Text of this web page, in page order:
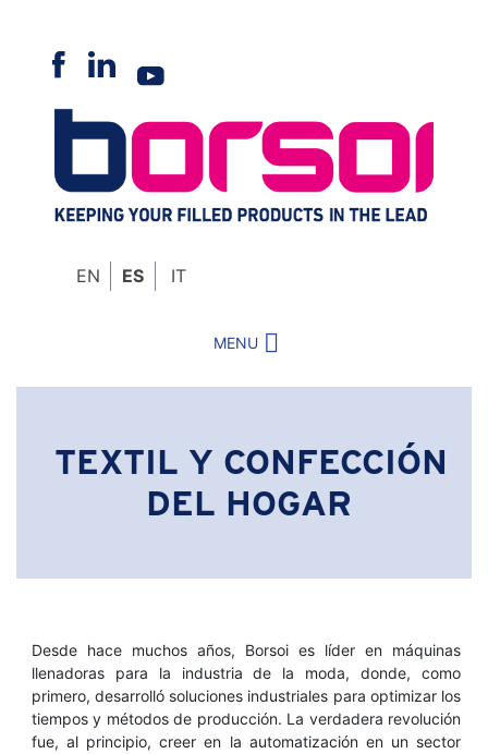
EN ES IT
MENU
TEXTIL Y CONFECCIÓN
DEL HOGAR
Desde hace muchos años, Borsoi es líder en máquinas
llenadoras para la industria de la moda, donde, como
primero, desarrolló soluciones industriales para optimizar los
tiempos y métodos de producción. La verdadera revolución
fue, al principio, creer en la automatización en un sector